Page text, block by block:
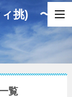
ィ挑) 〜
覧